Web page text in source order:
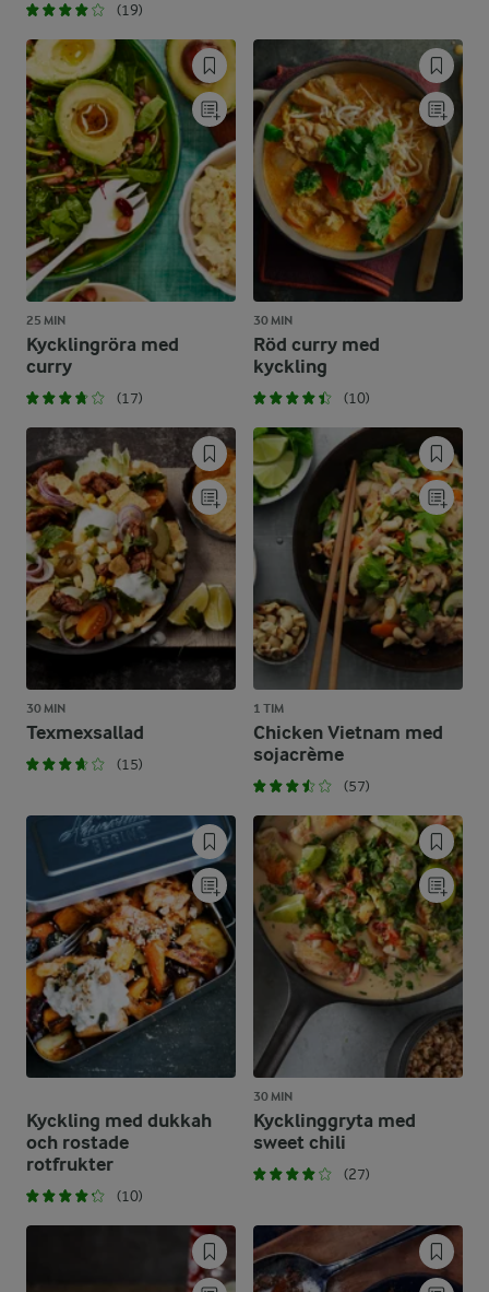
(19)
25 MIN
Kycklingröra med
curry
(17)
30 MIN
Röd curry med
kyckling
(10)
30 MIN
Texmexsallad
(15)
1 TIM
Chicken Vietnam med
sojacrème
(57)
Kyckling med dukkah
och rostade
rotfrukter
(10)
30 MIN
Kycklinggryta med
sweet chili
(27)